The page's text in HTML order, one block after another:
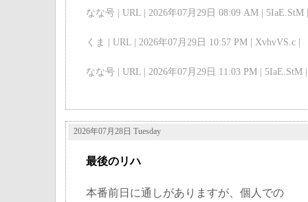
なな号 | URL | 2026年07月29日 08:09 AM | 5IaE.StM |
くま | URL | 2026年07月29日 10:57 PM | XvhvVS.c |
なな号 | URL | 2026年07月29日 11:03 PM | 5IaE.StM |
2026年07月28日 Tuesday
最後のリハ
本番前日に通しがありますが、個人での